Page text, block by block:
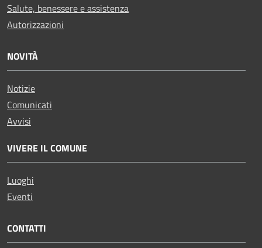
Salute, benessere e assistenza
Autorizzazioni
NOVITÀ
Notizie
Comunicati
Avvisi
VIVERE IL COMUNE
Luoghi
Eventi
CONTATTI